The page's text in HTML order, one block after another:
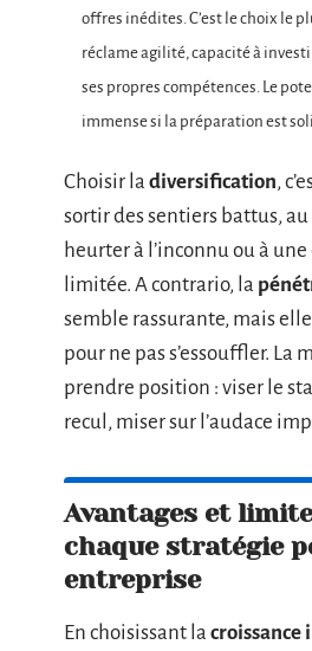
offres inédites. C’est le choix le
réclame agilité, capacité à
ses propres compétences. Le
immense si la préparation est
Choisir la diversification,
sortir des sentiers battus, au
heurter à l’inconnu ou à
limitée. A contrario, la
semble rassurante, mais
pour ne pas s’essouffler. La
prendre position : viser le
recul, miser sur l’audace
Avantages et
chaque stratégie
entreprise
En choisissant la croissance